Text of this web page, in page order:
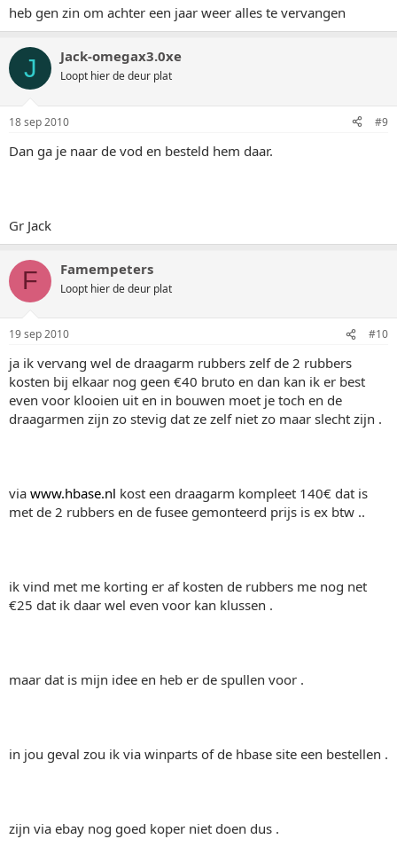
heb gen zin om achter een jaar weer alles te vervangen
J Jack-omegax3.0xe
Loopt hier de deur plat
18 sep 2010 #9
Dan ga je naar de vod en besteld hem daar.
Gr Jack
F Famempeters
Loopt hier de deur plat
19 sep 2010 #10
ja ik vervang wel de draagarm rubbers zelf de 2 rubbers
kosten bij elkaar nog geen €40 bruto en dan kan ik er best
even voor klooien uit en in bouwen moet je toch en de
draagarmen zijn zo stevig dat ze zelf niet zo maar slecht zijn .
via www.hbase.nl kost een draagarm kompleet 140€ dat is
met de 2 rubbers en de fusee gemonteerd prijs is ex btw ..
ik vind met me korting er af kosten de rubbers me nog net
€25 dat ik daar wel even voor kan klussen .
maar dat is mijn idee en heb er de spullen voor .
in jou geval zou ik via winparts of de hbase site een bestellen .
zijn via ebay nog goed koper niet doen dus .